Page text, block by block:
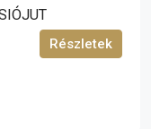
Részletek